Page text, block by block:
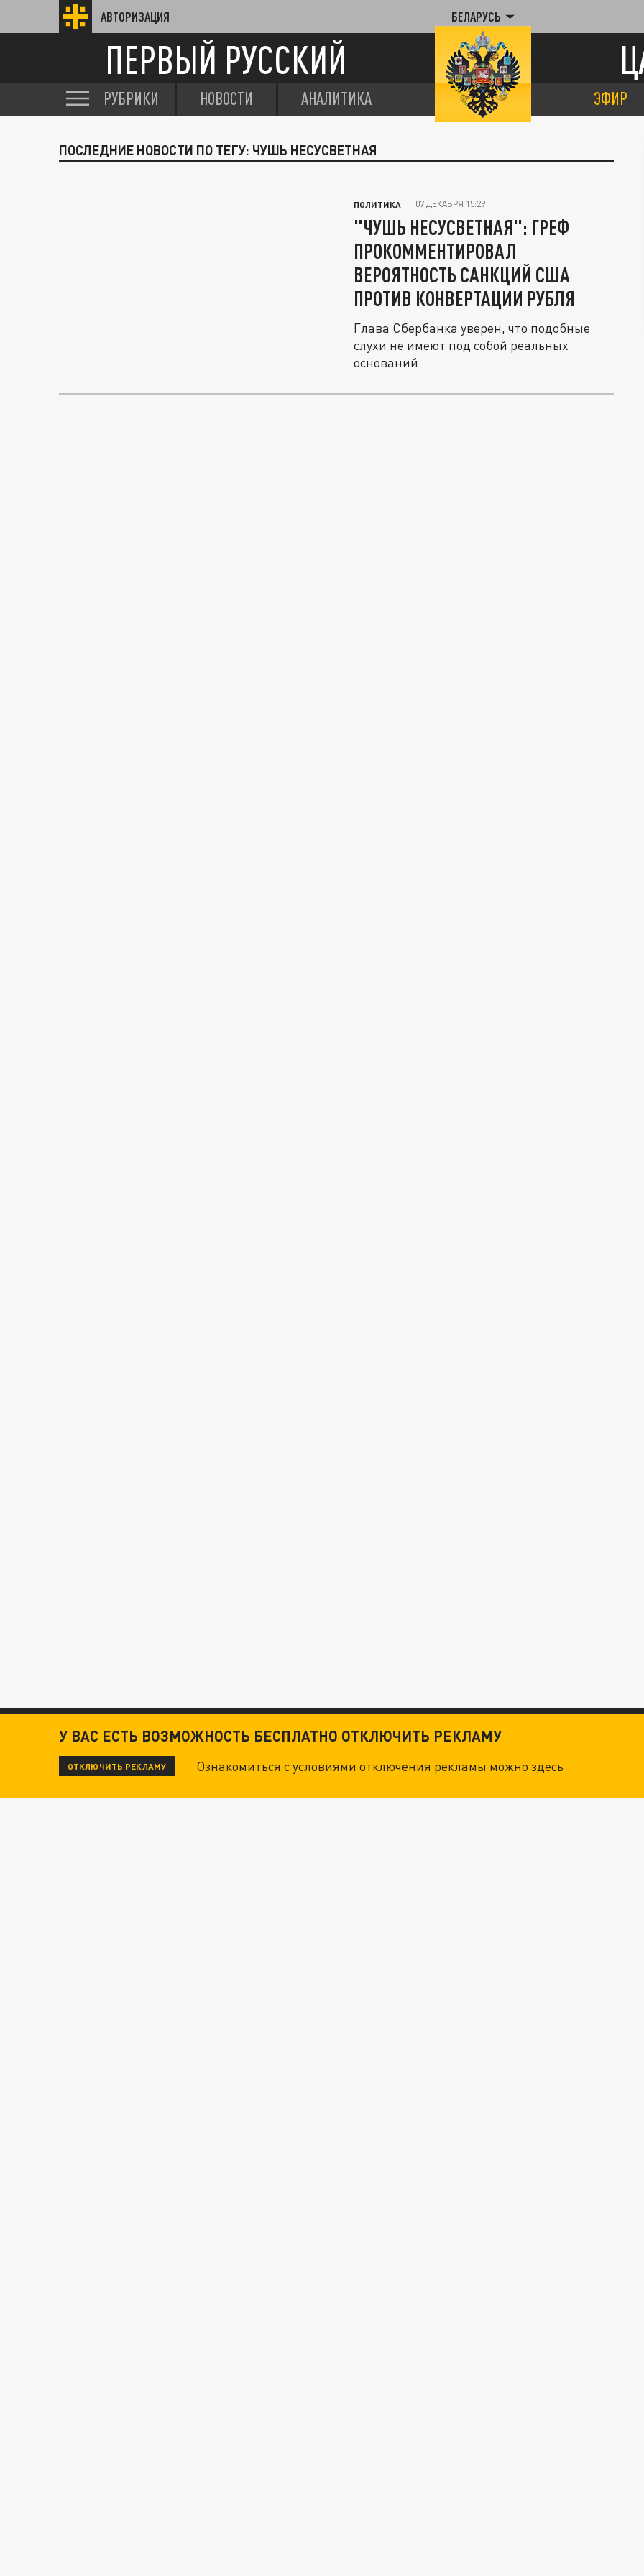
АВТОРИЗАЦИЯ БЕЛАРУСЬ
ПЕРВЫЙ РУССКИЙ
РУБРИКИ НОВОСТИ АНАЛИТИКА ЭФИР
ПОСЛЕДНИЕ НОВОСТИ ПО ТЕГУ: ЧУШЬ НЕСУСВЕТНАЯ
ПОЛИТИКА 07 ДЕКАБРЯ 15:29
"ЧУШЬ НЕСУСВЕТНАЯ": ГРЕФ
ПРОКОММЕНТИРОВАЛ
ВЕРОЯТНОСТЬ САНКЦИЙ США
ПРОТИВ КОНВЕРТАЦИИ РУБЛЯ
Глава Сбербанка уверен, что подобные
слухи не имеют под собой реальных
оснований.
У ВАС ЕСТЬ ВОЗМОЖНОСТЬ БЕСПЛАТНО ОТКЛЮЧИТЬ РЕКЛАМУ
ОТКЛЮЧИТЬ РЕКЛАМУ Ознакомиться с условиями отключения рекламы можноздесь